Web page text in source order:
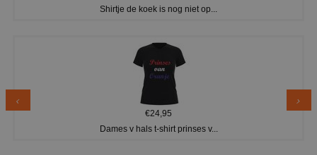
Shirtje de koek is nog niet op...
€24,95
Dames v hals t-shirt prinses v...